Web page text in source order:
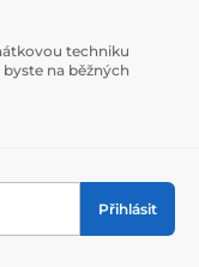
techniku
na běžných
Přihlásit